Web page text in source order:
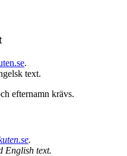
.
text.
efternamn krävs.
.
English text.